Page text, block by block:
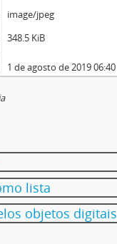
image/jpeg
348.5 KiB
1 de agosto de 2019 06:40
lista
objetos digitais